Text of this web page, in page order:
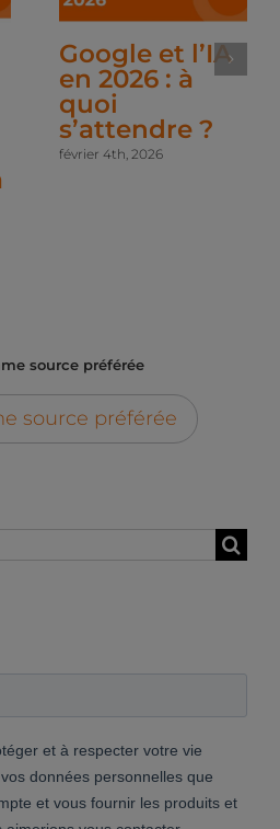
Google et l’IA
en 2026 : à
quoi
s’attendre ?
février 4th, 2026
source préférée
source préférée